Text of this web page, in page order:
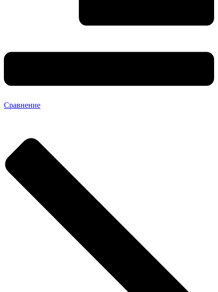
Сравнение